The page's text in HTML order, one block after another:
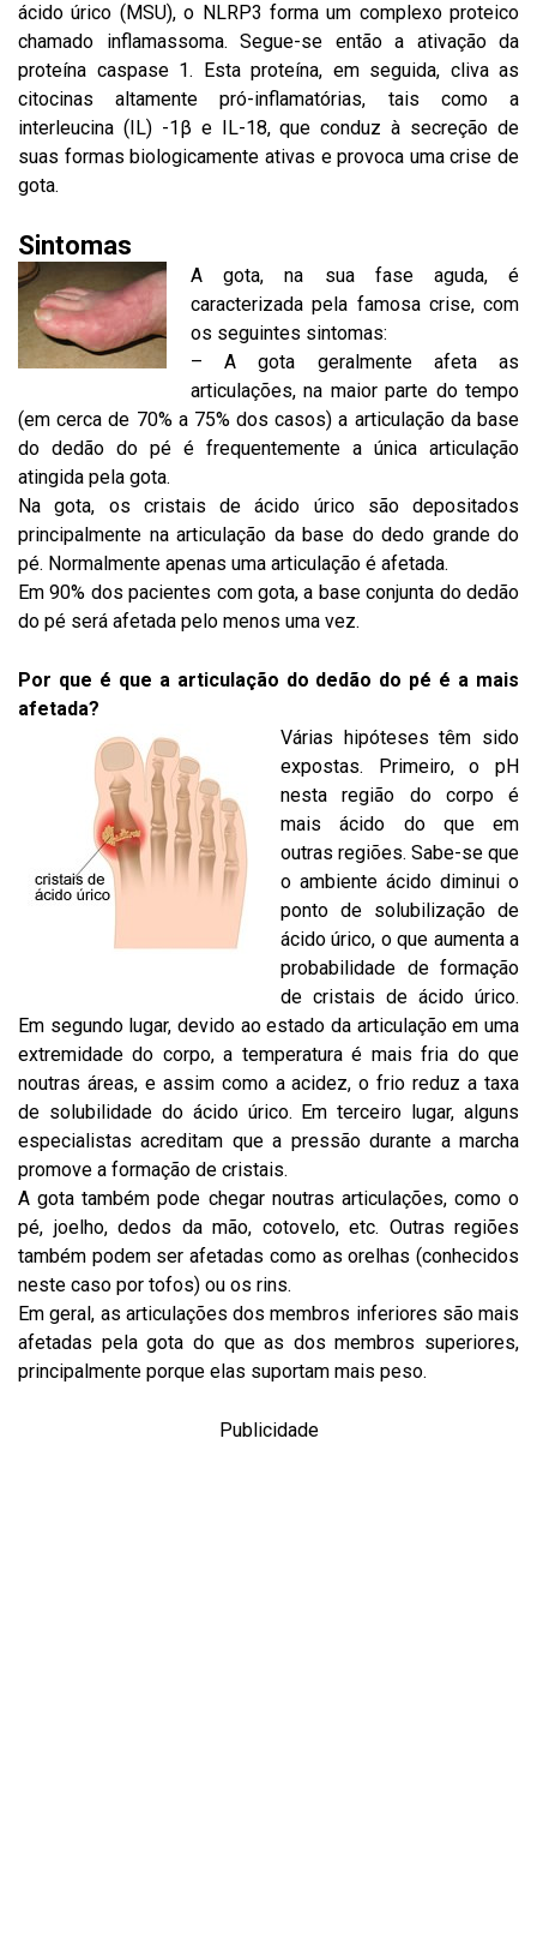
ácido úrico (MSU), o NLRP3 forma um complexo proteico
chamado inflamassoma. Segue-se então a ativação da
proteína caspase 1. Esta proteína, em seguida, cliva as
citocinas altamente pró-inflamatórias, tais como a
interleucina (IL) -1β e IL-18, que conduz à secreção de
suas formas biologicamente ativas e provoca uma crise de
gota.
Sintomas
A gota, na sua fase aguda, é
caracterizada pela famosa crise, com
os seguintes sintomas:
– A gota geralmente afeta as
articulações, na maior parte do tempo
(em cerca de 70% a 75% dos casos) a articulação da base
do dedão do pé é frequentemente a única articulação
atingida pela gota.
Na gota, os cristais de ácido úrico são depositados
principalmente na articulação da base do dedo grande do
pé. Normalmente apenas uma articulação é afetada.
Em 90% dos pacientes com gota, a base conjunta do dedão
do pé será afetada pelo menos uma vez.
Por que é que a articulação do dedão do pé é a mais
afetada?
Várias hipóteses têm sido
expostas. Primeiro, o pH
nesta região do corpo é
mais ácido do que em
outras regiões. Sabe-se que
o ambiente ácido diminui o
ponto de solubilização de
ácido úrico, o que aumenta a
probabilidade de formação
de cristais de ácido úrico.
Em segundo lugar, devido ao estado da articulação em uma
extremidade do corpo, a temperatura é mais fria do que
noutras áreas, e assim como a acidez, o frio reduz a taxa
de solubilidade do ácido úrico. Em terceiro lugar, alguns
especialistas acreditam que a pressão durante a marcha
promove a formação de cristais.
A gota também pode chegar noutras articulações, como o
pé, joelho, dedos da mão, cotovelo, etc. Outras regiões
também podem ser afetadas como as orelhas (conhecidos
neste caso por tofos) ou os rins.
Em geral, as articulações dos membros inferiores são mais
afetadas pela gota do que as dos membros superiores,
principalmente porque elas suportam mais peso.
Publicidade